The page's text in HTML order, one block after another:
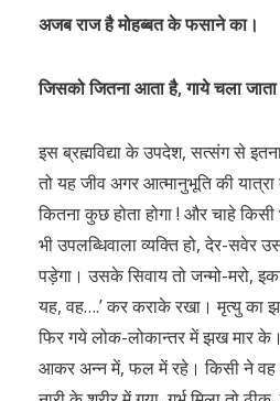
अजब राज है मोहब्बत के फसाने का।
जिसको जितना आता है, गाये चला
इस ब्रह्मविद्या के उपदेश, सत्संग से इतना
तो यह जीव अगर आत्मानुभूति की
कितना कुछ होता होगा ! और चाहे
भी उपलब्धिवाला व्यक्ति हो, देर-सवेर
पड़ेगा। उसके सिवाय तो जन्मो-मरो,
यह, वह….’ कर कराके रखा। मृत्यु का
फिर गये लोक-लोकान्तर में झख मार
आकर अन्न में, फल में रहे। किसी ने वह